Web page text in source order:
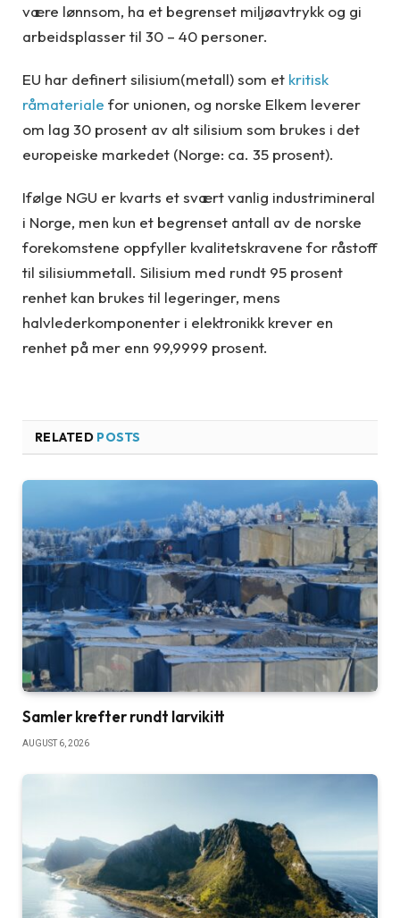
være lønnsom, ha et begrenset miljøavtrykk og gi
arbeidsplasser til 30 – 40 personer.
EU har definert silisium(metall) som et kritisk
råmateriale for unionen, og norske Elkem leverer
om lag 30 prosent av alt silisium som brukes i det
europeiske markedet (Norge: ca. 35 prosent).
Ifølge NGU er kvarts et svært vanlig industrimineral
i Norge, men kun et begrenset antall av de norske
forekomstene oppfyller kvalitetskravene for råstoff
til silisiummetall. Silisium med rundt 95 prosent
renhet kan brukes til legeringer, mens
halvlederkomponenter i elektronikk krever en
renhet på mer enn 99,9999 prosent.
RELATED POSTS
Samler krefter rundt larvikitt
AUGUST 6, 2026